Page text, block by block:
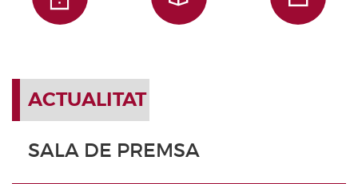
ACTUALITAT
SALA DE PREMSA